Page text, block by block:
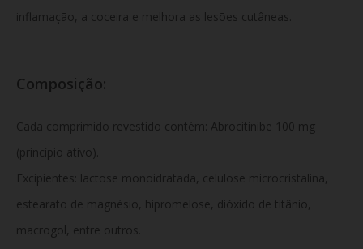
inflamação, a coceira e melhora as lesões cutâneas.
Composição:
Cada comprimido revestido contém: Abrocitinibe 100 mg
(princípio ativo).
Excipientes: lactose monoidratada, celulose microcristalina,
estearato de magnésio, hipromelose, dióxido de titânio,
macrogol, entre outros.